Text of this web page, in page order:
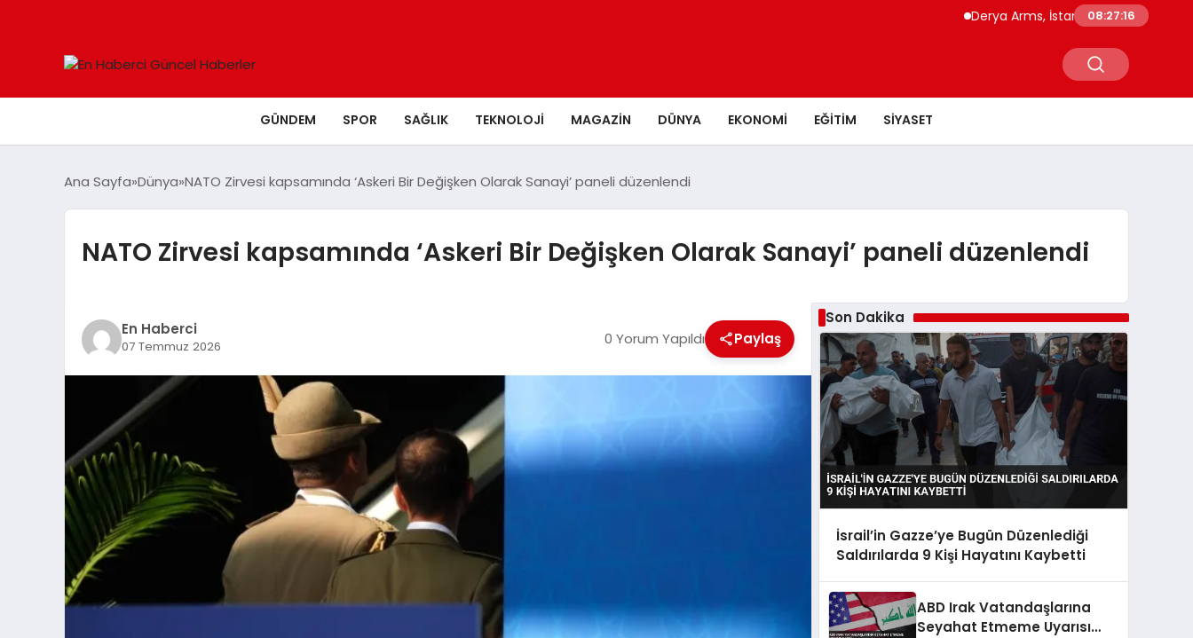
Derya Arms, İstanbul Prohunt 2026’da
08:27:17
GÜNDEM SPOR SAĞLIK TEKNOLOJI MAGAZIN DÜNYA EKONOMI EĞITIM SIYASET
Ana Sayfa Dünya NATO Zirvesi kapsamında ‘Askeri Bir Değişken Olarak Sanayi’ paneli düzenlendi
NATO Zirvesi kapsamında ‘Askeri Bir Değişken Olarak Sanayi’ paneli düzenlendi
En Haberci
07 Temmuz 2026 0 Yorum Yapıldı Paylaş
Son Dakika
İsrail’in Gazze’ye Bugün Düzenlediği
Saldırılarda 9 Kişi Hayatını Kaybetti
ABD Irak Vatandaşlarına
Seyahat Etmeme Uyarısı